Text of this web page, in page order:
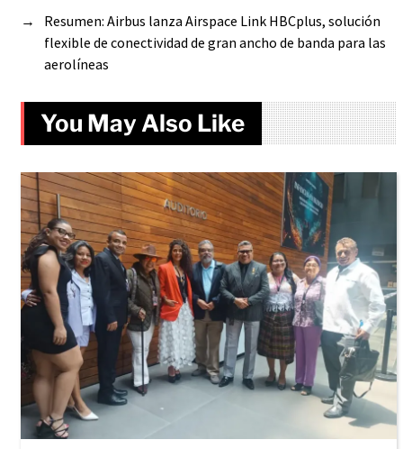
→
Resumen: Airbus lanza Airspace Link HBCplus, solución
flexible de conectividad de gran ancho de banda para las
aerolíneas
You May Also Like